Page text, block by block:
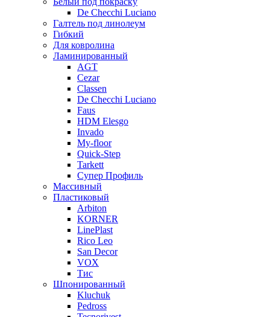
De Checchi Luciano
Галтель под линолеум
Гибкий
Для ковролина
Ламинированный
AGT
Cezar
Classen
De Checchi Luciano
Faus
HDM Elesgo
Invado
My-floor
Quick-Step
Tarkett
Супер Профиль
Массивный
Пластиковый
Arbiton
KORNER
LinePlast
Rico Leo
San Decor
VOX
Тис
Шпонированный
Kluchuk
Pedross